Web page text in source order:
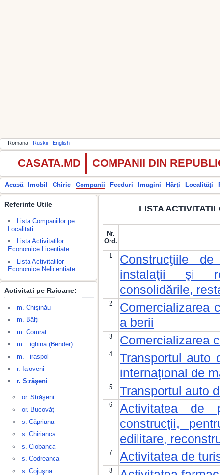
Romana Ruskii English
CASATA.MD COMPANII DIN
Acasă Imobil Chirie Companii Feeduri Imagini Hărţi Localități
Referinte Utile
Lista Companiilor pe
Localitati
Lista Activitatilor
Economice Licentiate
Lista Activitatilor
Economice Nelicentiate
Activitati pe Raioane:
m. Chişinău
m. Bălţi
m. Comrat
m. Tighina (Bender)
m. Tiraspol
r. Ialoveni
r. Străşeni
or. Străşeni
or. Bucovăţ
s. Căpriana
s. Chirianca
s. Ciobanca
s. Codreanca
s. Cojuşna
LISTA
Nr.
Ord.
1
Construcţiile
instalaţii şi
consolidările,
2
Comercializarea
a berii
3 Comercializarea
4
Transportul auto
internaţional de
5 Transportul auto
6
Activitatea de
construcţii,
edilitare,
7 Activitatea de
8